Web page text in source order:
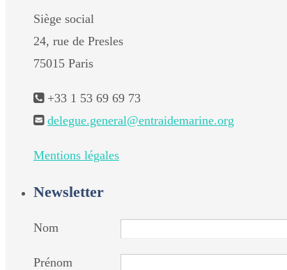
Siège social
24, rue de Presles
75015 Paris
+33 1 53 69 69 73
delegue.general@entraidemarine.org
Mentions légales
Newsletter
Nom
Prénom